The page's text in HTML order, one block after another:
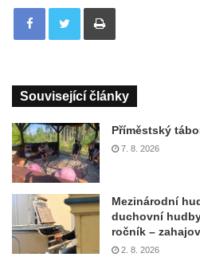
Tisknout
Související články
Příměstský
7. 8. 2026
Mezinárodní
duchovní
ročník –
2. 8. 2026